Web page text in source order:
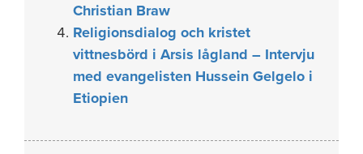
Christian Braw
Religionsdialog och kristet
vittnesbörd i Arsis lågland – Intervju
med evangelisten Hussein Gelgelo i
Etiopien